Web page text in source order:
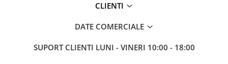
Control cu ​​microprocesor, caracteristici inteligente de încărcare
Menținerea stabilă a funcției de încărcare
CLIENTI
DATE COMERCIALE
SUPORT CLIENTI LUNI - VINERI 10:00 - 18:00